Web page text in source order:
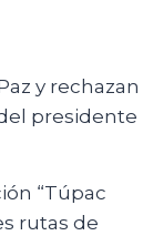
y rechazan
presidente
“Túpac
rutas de